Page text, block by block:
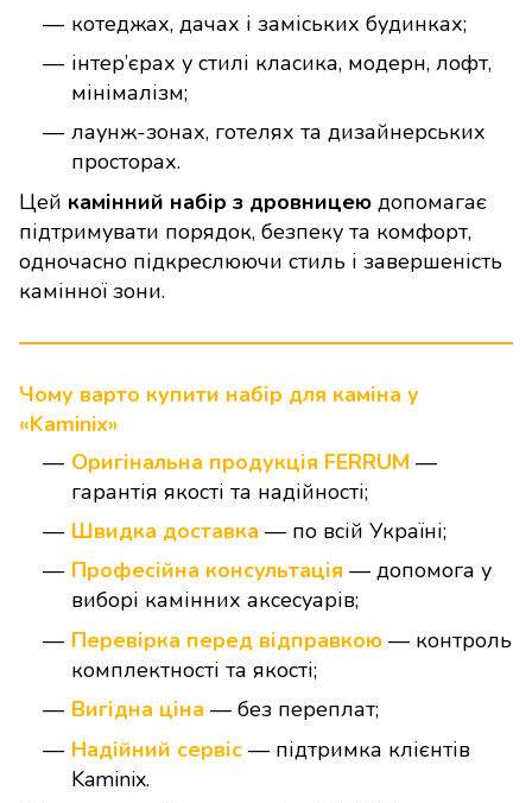
котеджах, дачах і заміських будинках;
інтер’єрах у стилі класика, модерн, лофт,
мінімалізм;
лаунж-зонах, готелях та дизайнерських
просторах.
Цей камінний набір з дровницею допомагає
підтримувати порядок, безпеку та комфорт,
одночасно підкреслюючи стиль і завершеність
камінної зони.
Чому варто купити набір для каміна у
«Kaminix»
Оригінальна продукція FERRUM —
гарантія якості та надійності;
Швидка доставка — по всій Україні;
Професійна консультація — допомога у
виборі камінних аксесуарів;
Перевірка перед відправкою — контроль
комплектності та якості;
Вигідна ціна — без переплат;
Надійний сервіс — підтримка клієнтів
Kaminix.